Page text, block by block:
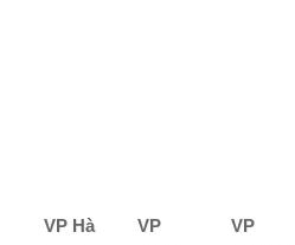
VP Hà
VP
VP